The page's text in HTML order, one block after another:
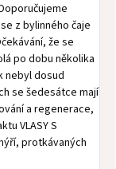
z bylinného čaje
že se
po dobu několika
nebyl dosud
se šedesátce mají
a regenerace,
VLASY S
protkávaných